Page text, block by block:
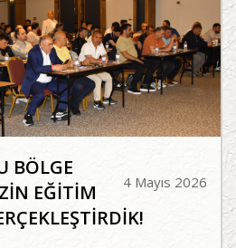
4 Mayıs 2026
BÖLGE
EĞİTİM